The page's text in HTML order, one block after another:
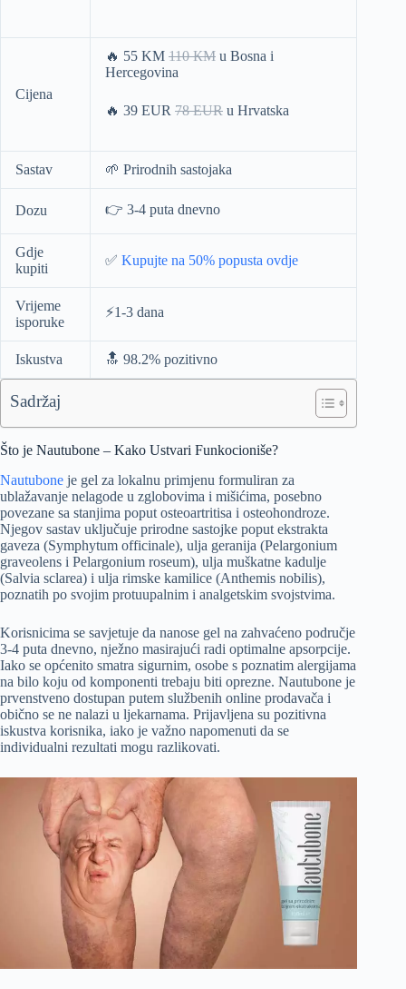
Cijena
🔥 55 KM 110 КМ u Bosna i
Hercegovina
🔥 39 EUR 78 EUR u Hrvatska
Sastav 🌱 Prirodnih sastojaka
Dozu 👉 3-4 puta dnevno
Gdje
kupiti
✅ Kupujte na 50% popusta ovdje
Vrijeme
isporuke
⚡️1-3 dana
Iskustva 🔝 98.2% pozitivno
Sadržaj
Što je Nautubone – Kako Ustvari Funkocioniše?
Nautubone je gel za lokalnu primjenu formuliran za
ublažavanje nelagode u zglobovima i mišićima, posebno
povezane sa stanjima poput osteoartritisa i osteohondroze.
Njegov sastav uključuje prirodne sastojke poput ekstrakta
gaveza (Symphytum officinale), ulja geranija (Pelargonium
graveolens i Pelargonium roseum), ulja muškatne kadulje
(Salvia sclarea) i ulja rimske kamilice (Anthemis nobilis),
poznatih po svojim protuupalnim i analgetskim svojstvima.
Korisnicima se savjetuje da nanose gel na zahvaćeno područje
3-4 puta dnevno, nježno masirajući radi optimalne apsorpcije.
Iako se općenito smatra sigurnim, osobe s poznatim alergijama
na bilo koju od komponenti trebaju biti oprezne. Nautubone je
prvenstveno dostupan putem službenih online prodavača i
obično se ne nalazi u ljekarnama. Prijavljena su pozitivna
iskustva korisnika, iako je važno napomenuti da se
individualni rezultati mogu razlikovati.